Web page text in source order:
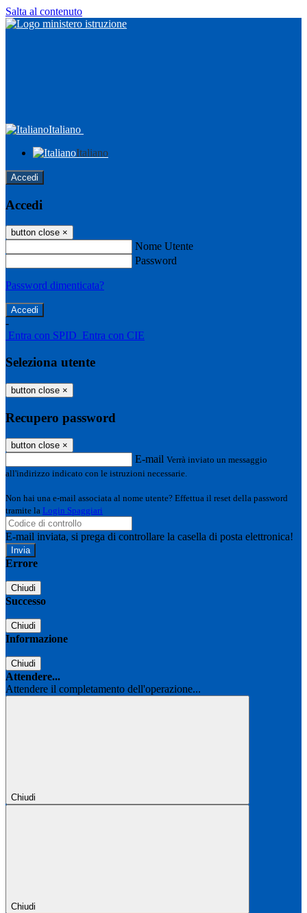
Salta al contenuto
Italiano
Italiano
Accedi
Accedi
button close ×
Nome Utente
Password
Password dimenticata?
-
Entra con SPID Entra con CIE
Seleziona utente
button close ×
Recupero password
button close ×
E-mail Verrà inviato un messaggio
all'indirizzo indicato con le istruzioni necessarie.
Non hai una e-mail associata al nome utente? Effettua il reset della password
tramite la Login Spaggiari
E-mail inviata, si prega di controllare la casella di posta elettronica!
Errore
Chiudi
Successo
Chiudi
Informazione
Chiudi
Attendere...
Attendere il completamento dell'operazione...
Chiudi
Chiudi